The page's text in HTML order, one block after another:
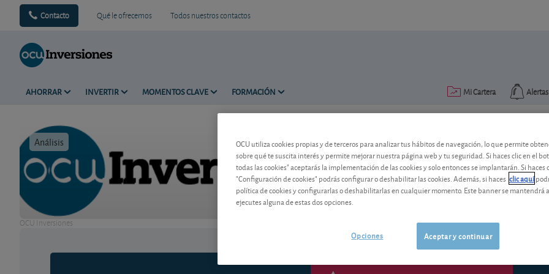
Contacto Qué le ofrecemos Todos nuestros contactos
AHORRAR INVERTIR MOMENTOS CLAVE FORMACIÓN Alertas
Mi Cartera
Análisis Tiempo de lectura: 2 min.
OCU Inversiones
Depósito al 0,8% TAE del
Le explicamos cómo contratar este
OCU utiliza cookies propias y de terceros para analizar tus hábitos de navegación, lo que permite
sobre qué te suscita interés y permite mejorar nuestra página web y tu seguridad. Si haces clic en el
todas las cookies" aceptarás la implementación de las cookies y solo entonces se implantarán. Si haces
"Configuración de cookies" podrás configurar o deshabilitar las cookies. Además, si haces clic aquí
política de cookies y configurarlas o deshabilitarlas en cualquier momento. Este banner se mantendrá
ejecutes alguna de estas dos opciones.
Aceptar y continuar
Opciones